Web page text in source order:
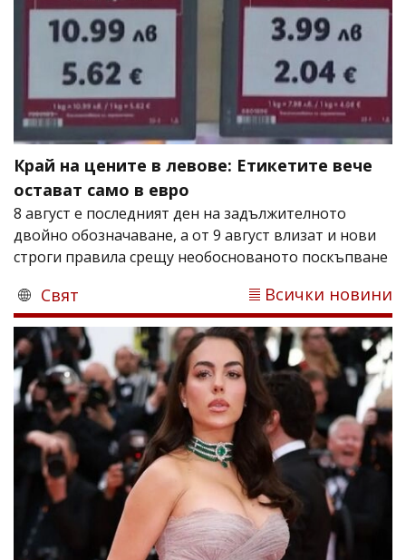
Край на цените в левове: Етикетите вече
остават само в евро
8 август е последният ден на задължителното
двойно обозначаване, а от 9 август влизат и нови
строги правила срещу необоснованото поскъпване
Свят Всички новини